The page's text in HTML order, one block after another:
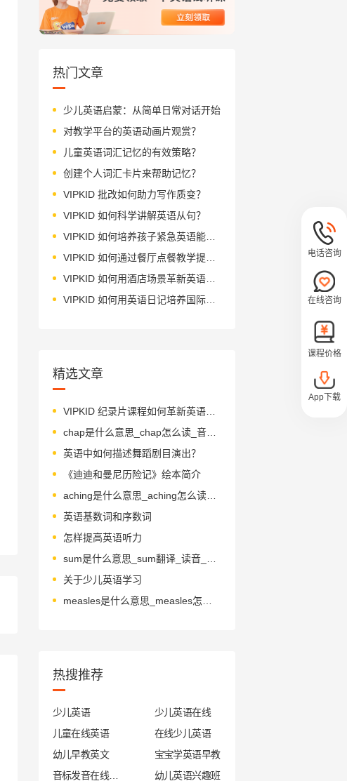
热门文章
少儿英语启蒙：从简单日常对话开始
对教学平台的英语动画片观赏？
儿童英语词汇记忆的有效策略？
创建个人词汇卡片来帮助记忆？
VIPKID 批改如何助力写作质变？
VIPKID 如何科学讲解英语从句？
VIPKID 如何培养孩子紧急英语能力？
VIPKID 如何通过餐厅点餐教学提升少儿英语应用能力？
VIPKID 如何用酒店场景革新英语教学？
VIPKID 如何用英语日记培养国际化人才？
精选文章
VIPKID 纪录片课程如何革新英语学习？
chap是什么意思_chap怎么读_音标tʃæp
英语中如何描述舞蹈剧目演出？
《迪迪和曼尼历险记》绘本简介
aching是什么意思_aching怎么读_音标'eɪkɪŋ
英语基数词和序数词
怎样提高英语听力
关于少儿英语学习
热搜推荐
少儿英语
少儿英语在线
儿童在线英语
在线少儿英语
幼儿早教英文
宝宝学英语早教
幼儿英语兴趣班
电话咨询
在线咨询
课程价格
App下载